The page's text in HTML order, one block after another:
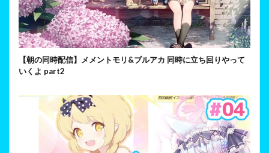
【朝の同時配信】メメントモリ&ブルアカ 同時に立ち回りやって
いくよ part2